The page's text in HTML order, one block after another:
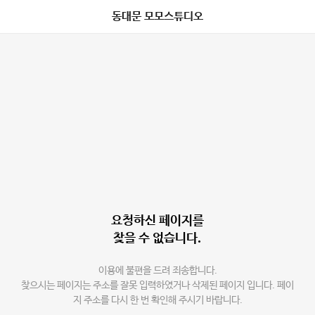
동대문 모모스튜디오
요청하신 페이지를
찾을 수 없습니다.
이용에 불편을 드려 죄송합니다.
찾으시는 페이지는 주소를 잘못 입력하였거나 삭제된 페이지 입니다. 페이
지 주소를 다시 한 번 확인해 주시기 바랍니다.